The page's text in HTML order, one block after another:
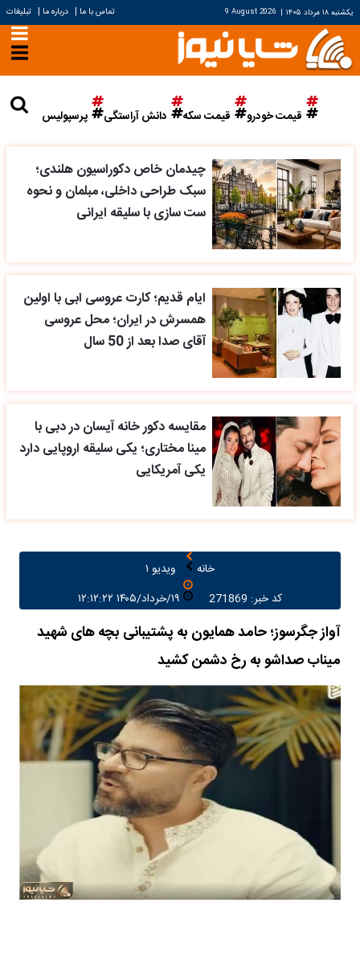
یکشنبه ۱۸ مرداد ۱۴۰۵ |
9 August 2026 تماس با ما | درباره ما | تبلیغات
قیمت خودرو قیمت سکه دانش آراستگی پرسپولیس
چیدمان خاص دکوراسیون هلندی؛
سبک طراحی داخلی، مبلمان و نحوه
ست سازی با سلیقه ایرانی
ایام قدیم؛ کارت عروسی ابی با اولین
همسرش در ایران؛ محل عروسی
آقای صدا بعد از 50 سال
مقایسه دکور خانه آیسان در دبی با
مینا مختاری؛ یکی سلیقه اروپایی دارد
یکی آمریکایی
خانه
ویدیو ۱
کد خبر: 271869
آواز جگرسوز؛ حامد همایون به پشتیبانی بچه های شهید
میناب صداشو به رخ دشمن کشید